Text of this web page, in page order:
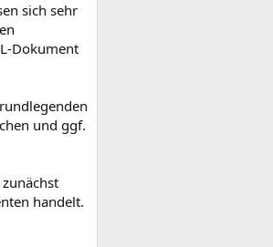
sich sehr
Dokument
und ggf.
handelt.